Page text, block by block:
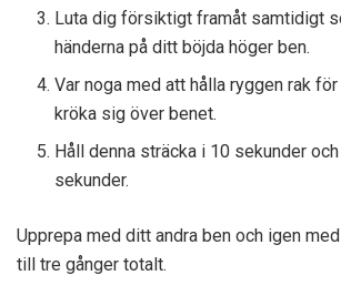
Luta dig försiktigt framåt samtidigt
händerna på ditt böjda höger ben.
Var noga med att hålla ryggen rak
kröka sig över benet.
Håll denna sträcka i 10 sekunder
sekunder.
Upprepa med ditt andra ben och igen
till tre gånger totalt.